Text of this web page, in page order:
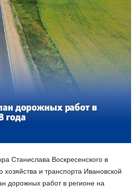
Станислава Воскресенского в
и транспорта Ивановской
дорожных работ в регионе на